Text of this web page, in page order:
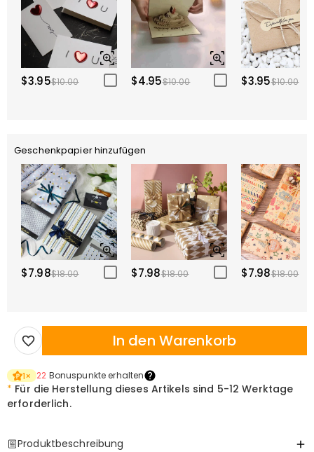
$3.95$10.00 $4.95$10.00 $3.95$10.00
Geschenkpapier hinzufügen
$7.98$18.00 $7.98$18.00 $7.98$18.00
In den Warenkorb
1× 22 Bonuspunkte erhalten
* Für die Herstellung dieses Artikels sind 5-12 Werktage
erforderlich.
Produktbeschreibung